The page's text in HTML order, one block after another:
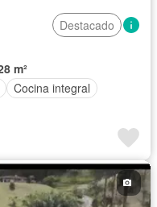
Destacado
m²
Cocina integral